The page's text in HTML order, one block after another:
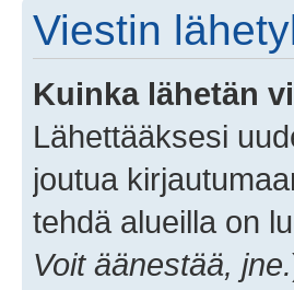
Viestin
Kuinka lähetän
Lähettääksesi
joutua
tehdä alueilla on
Voit äänestää, jne.